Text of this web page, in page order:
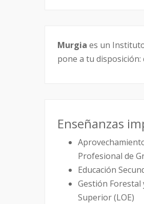
Murgia es un
pone a tu
Enseñanzas
Profesional de
Educación
Gestión Forestal
Superior (LOE)